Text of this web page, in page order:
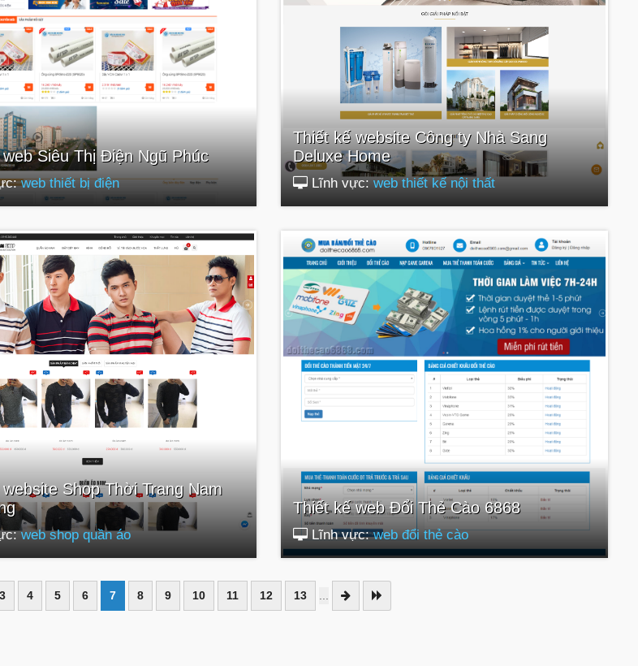
Siêu Thị Điện Ngũ Phúc
web thiết bị điện
Thiết kế website Công ty Nhà Sang
Deluxe Home
Lĩnh vực: web thiết kế nội thất
Shop Thời Trang Nam
web shop quần áo
Thiết kế web Đổi Thẻ Cào 6868
Lĩnh vực:web đổi thẻ cào
3 4 5 6 7 8 9 10 11 12 13